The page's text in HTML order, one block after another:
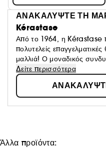
ΑΝΑΚΑΛΥΨΤΕ ΤΗ
Kérastase
Από το 1964, η Kérastase
πολυτελείς
μαλλιά! Ο μοναδικός
τεχνογνωσίας κομμωτικής
Advanced Research,
προσφέρει ένα
που θα της δώσει μια
αποκαλύψει όλη τη λάμψη
Δείτε περισσότερα
ΑΝΑΚΑΛΥΨΤΕ
Άλλα προϊόντα: